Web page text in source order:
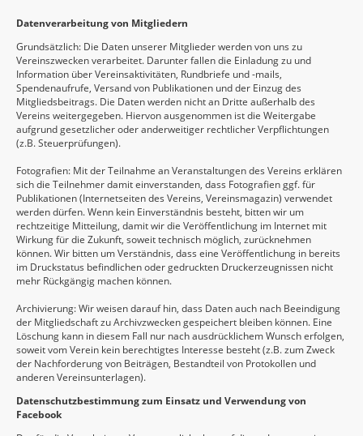
Datenverarbeitung von Mitgliedern
Grundsätzlich: Die Daten unserer Mitglieder werden von uns zu
Vereinszwecken verarbeitet. Darunter fallen die Einladung zu und
Information über Vereinsaktivitäten, Rundbriefe und -mails,
Spendenaufrufe, Versand von Publikationen und der Einzug des
Mitgliedsbeitrags. Die Daten werden nicht an Dritte außerhalb des
Vereins weitergegeben. Hiervon ausgenommen ist die Weitergabe
aufgrund gesetzlicher oder anderweitiger rechtlicher Verpflichtungen
(z.B. Steuerprüfungen).
Fotografien: Mit der Teilnahme an Veranstaltungen des Vereins erklären
sich die Teilnehmer damit einverstanden, dass Fotografien ggf. für
Publikationen (Internetseiten des Vereins, Vereinsmagazin) verwendet
werden dürfen. Wenn kein Einverständnis besteht, bitten wir um
rechtzeitige Mitteilung, damit wir die Veröffentlichung im Internet mit
Wirkung für die Zukunft, soweit technisch möglich, zurücknehmen
können. Wir bitten um Verständnis, dass eine Veröffentlichung in bereits
im Druckstatus befindlichen oder gedruckten Druckerzeugnissen nicht
mehr Rückgängig machen können.
Archivierung: Wir weisen darauf hin, dass Daten auch nach Beeindigung
der Mitgliedschaft zu Archivzwecken gespeichert bleiben können. Eine
Löschung kann in diesem Fall nur nach ausdrücklichem Wunsch erfolgen,
soweit vom Verein kein berechtigtes Interesse besteht (z.B. zum Zweck
der Nachforderung von Beiträgen, Bestandteil von Protokollen und
anderen Vereinsunterlagen).
Datenschutzbestimmung zum Einsatz und Verwendung von
Facebook